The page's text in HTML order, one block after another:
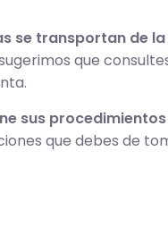
se transportan de
que
sus procedimientos
que debes de